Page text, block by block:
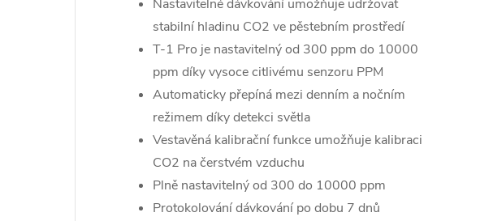
Nastavitelné dávkování umožňuje udržovat
stabilní hladinu CO2 ve pěstebním prostředí
T-1 Pro je nastavitelný od 300 ppm do 10000
ppm díky vysoce citlivému senzoru PPM
Automaticky přepíná mezi denním a nočním
režimem díky detekci světla
Vestavěná kalibrační funkce umožňuje kalibraci
CO2 na čerstvém vzduchu
Plně nastavitelný od 300 do 10000 ppm
Protokolování dávkování po dobu 7 dnů